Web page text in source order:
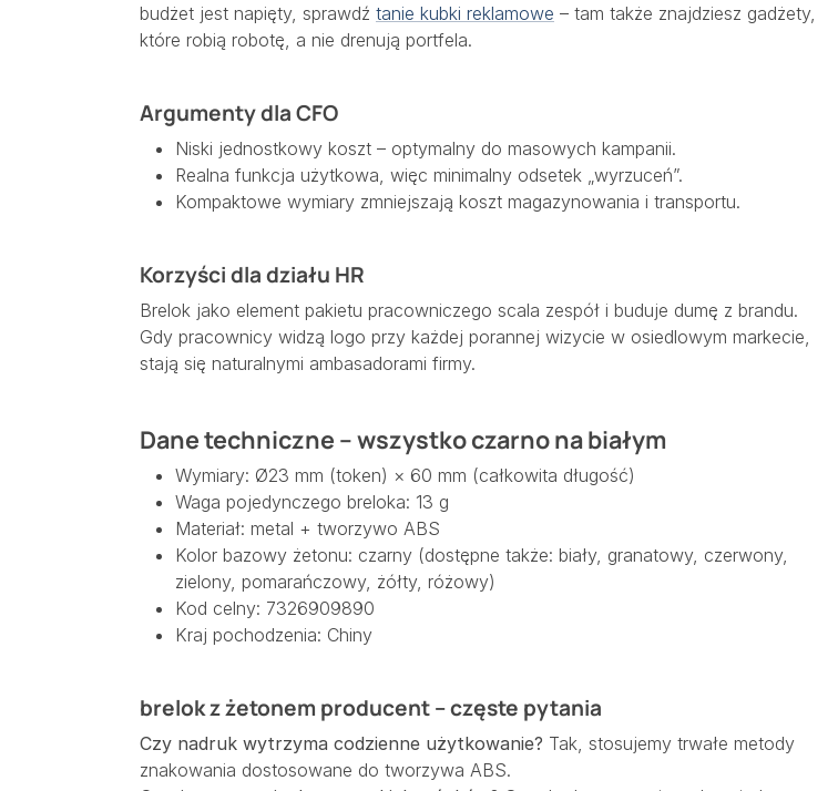
budżet jest napięty, sprawdź tanie kubki reklamowe – tam także znajdziesz gadżety,
które robią robotę, a nie drenują portfela.
Argumenty dla CFO
Niski jednostkowy koszt – optymalny do masowych kampanii.
Realna funkcja użytkowa, więc minimalny odsetek „wyrzuceń”.
Kompaktowe wymiary zmniejszają koszt magazynowania i transportu.
Korzyści dla działu HR
Brelok jako element pakietu pracowniczego scala zespół i buduje dumę z brandu.
Gdy pracownicy widzą logo przy każdej porannej wizycie w osiedlowym markecie,
stają się naturalnymi ambasadorami firmy.
Dane techniczne – wszystko czarno na białym
Wymiary: Ø23 mm (token) × 60 mm (całkowita długość)
Waga pojedynczego breloka: 13 g
Materiał: metal + tworzywo ABS
Kolor bazowy żetonu: czarny (dostępne także: biały, granatowy, czerwony,
zielony, pomarańczowy, żółty, różowy)
Kod celny: 7326909890
Kraj pochodzenia: Chiny
brelok z żetonem producent – częste pytania
Czy nadruk wytrzyma codzienne użytkowanie? Tak, stosujemy trwałe metody
znakowania dostosowane do tworzywa ABS.